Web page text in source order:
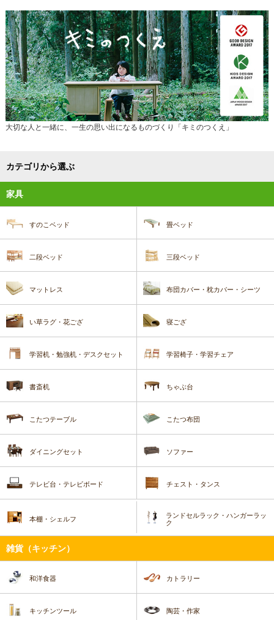
大切な人と一緒に、一生の思い出になるものづくり「キミのつくえ」
カテゴリから選ぶ
家具
すのこベッド 畳ベッド
二段ベッド 三段ベッド
マットレス 布団カバー・枕カバー・シーツ
い草ラグ・花ござ 寝ござ
学習机・勉強机・デスクセット 学習椅子・学習チェア
書斎机 ちゃぶ台
こたつテーブル こたつ布団
ダイニングセット ソファー
テレビ台・テレビボード チェスト・タンス
本棚・シェルフ
ランドセルラック・ハンガーラッ
ク
雑貨（キッチン）
和洋食器 カトラリー
キッチンツール 陶芸・作家